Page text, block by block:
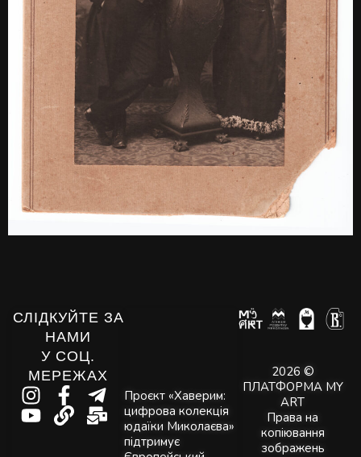
2026 ©
ПЛАТФОРМА MY
ART
Права на
копіювання
зображень
Проєкт «Хаверим:
цифрова колекція
юдаїки Миколаєва»
підтримує
СЛІДКУЙТЕ ЗА
НАМИ
У СОЦ.
МЕРЕЖАХ